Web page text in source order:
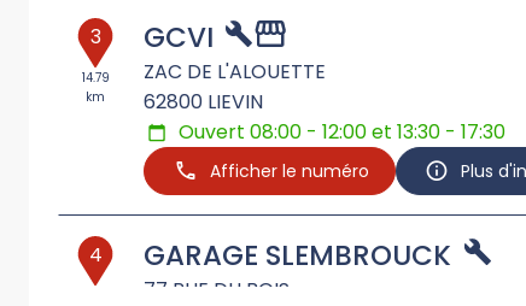
3
14.79
km
GCVI
ZAC DE L'ALOUETTE
62800 LIEVIN
Ouvert 08:00 - 12:00 et 13:30 - 17:30
Afficher le numéro Plus
4 GARAGE SLEMBROUCK
77 RUE DU BOIS